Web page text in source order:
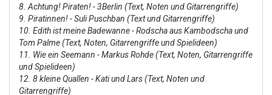
8. Achtung! Piraten! - 3Berlin (Text, Noten und Gitarrengriffe)
9. Piratinnen! - Suli Puschban (Text und Gitarrengriffe)
10. Edith ist meine Badewanne - Rodscha aus Kambodscha und
Tom Palme (Text, Noten, Gitarrengriffe und Spielideen)
11. Wie ein Seemann - Markus Rohde (Text, Noten, Gitarrengriffe
und Spielideen)
12. 8 kleine Quallen - Kati und Lars (Text, Noten und
Gitarrengriffe)